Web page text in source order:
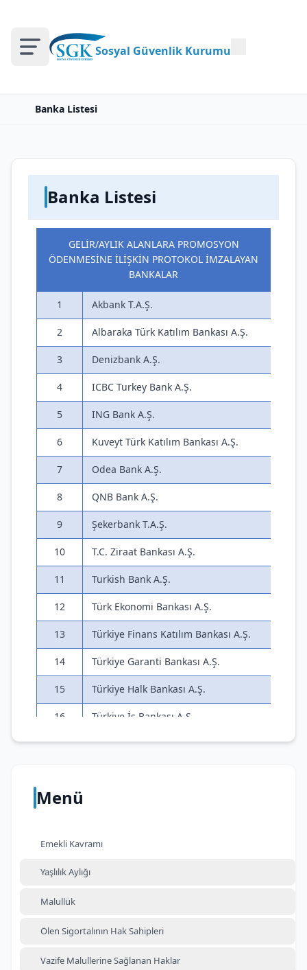
Sosyal Güvenlik Kurumu
Banka Listesi
Menü
Emekli Kavramı
Yaşlılık Aylığı
Malullük
Ölen Sigortalının Hak Sahipleri
Vazife Malullerine Sağlanan Haklar
Banka Listesi
GELİR/AYLIK ALANLARA PROMOSYON
ÖDENMESİNE İLİŞKİN PROTOKOL İMZALAYAN
BANKALAR
1 Akbank T.A.Ş.
2 Albaraka Türk Katılım Bankası A.Ş.
3 Denizbank A.Ş.
4 ICBC Turkey Bank A.Ş.
5 ING Bank A.Ş.
6 Kuveyt Türk Katılım Bankası A.Ş.
7 Odea Bank A.Ş.
8 QNB Bank A.Ş.
9 Şekerbank T.A.Ş.
10 T.C. Ziraat Bankası A.Ş.
11 Turkish Bank A.Ş.
12 Türk Ekonomi Bankası A.Ş.
13 Türkiye Finans Katılım Bankası A.Ş.
14 Türkiye Garanti Bankası A.Ş.
15 Türkiye Halk Bankası A.Ş.
16 Türkiye İş Bankası A.Ş.
17 Türkiye Vakıflar Bankası T.A.O.
19